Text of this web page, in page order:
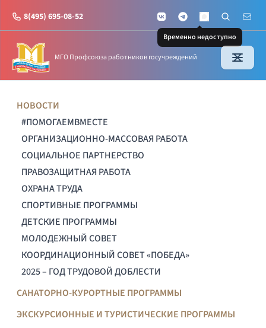
8(495) 695-08-52 VKontakteTelegramMAX
Временно недоступно
Поиск по
Почта
МГО Профсоюза работников госучреждений
НОВОСТИ
#ПОМОГАЕМВМЕСТЕ
ОРГАНИЗАЦИОННО-МАССОВАЯ РАБОТА
СОЦИАЛЬНОЕ ПАРТНЕРСТВО
ПРАВОЗАЩИТНАЯ РАБОТА
ОХРАНА ТРУДА
СПОРТИВНЫЕ ПРОГРАММЫ
ДЕТСКИЕ ПРОГРАММЫ
МОЛОДЕЖНЫЙ СОВЕТ
КООРДИНАЦИОННЫЙ СОВЕТ «ПОБЕДА»
2025 – ГОД ТРУДОВОЙ ДОБЛЕСТИ
САНАТОРНО-КУРОРТНЫЕ ПРОГРАММЫ
ЭКСКУРСИОННЫЕ И ТУРИСТИЧЕСКИЕ ПРОГРАММЫ